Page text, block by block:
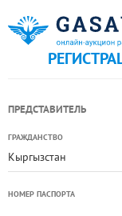
ПРЕДСТАВИТЕЛЬ
ГРАЖДАНСТВО
Кыргызстан
НОМЕР ПАСПОРТА